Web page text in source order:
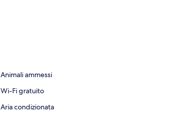
Animali ammessi
Wi-Fi gratuito
Aria condizionata